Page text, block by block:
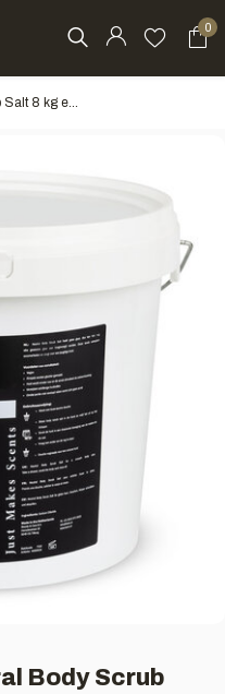
0
Salt 8 kg e...
Body Scrub